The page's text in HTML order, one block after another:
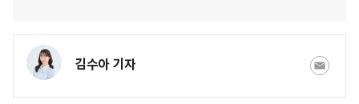
김수아 기자